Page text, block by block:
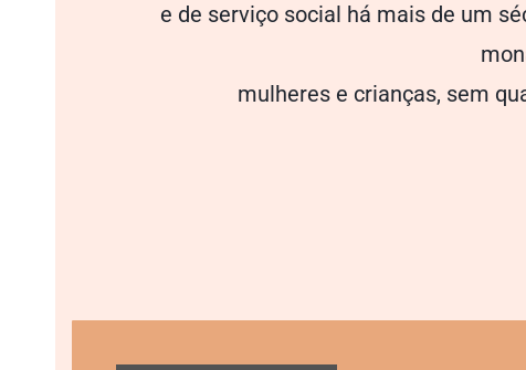
e de serviço social há mais de um
mulheres e crianças, sem